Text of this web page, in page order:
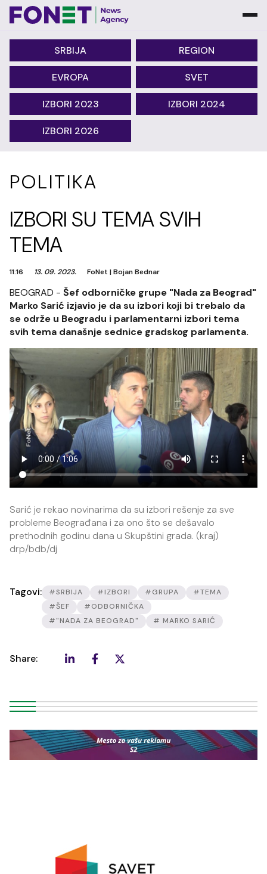
SRBIJA REGION
EVROPA SVET
IZBORI 2023 IZBORI 2024
IZBORI 2026
POLITIKA
IZBORI SU TEMA SVIH
TEMA
11:16 13. 09. 2023. FoNet |Bojan Bednar
BEOGRAD - Šef odborničke grupe "Nada za Beograd"
Marko Sarić izjavio je da su izbori koji bi trebalo da
se održe u Beogradu i parlamentarni izbori tema
svih tema današnje sednice gradskog parlamenta.
Sarić je rekao novinarima da su izbori rešenje za sve
probleme Beograđana i za ono što se dešavalo
prethodnih godinu dana u Skupštini grada. (kraj)
drp/bdb/dj
Tagovi: #SRBIJA #IZBORI #GRUPA
#TEMA
#ŠEF
#ODBORNIČKA
#"NADA ZA BEOGRAD"
# MARKO SARIĆ
Share: